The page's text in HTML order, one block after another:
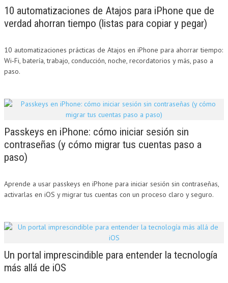
10 automatizaciones de Atajos para iPhone que de
verdad ahorran tiempo (listas para copiar y pegar)
10 automatizaciones prácticas de Atajos en iPhone para ahorrar tiempo:
Wi‑Fi, batería, trabajo, conducción, noche, recordatorios y más, paso a
paso.
Passkeys en iPhone: cómo iniciar sesión sin
contraseñas (y cómo migrar tus cuentas paso a
paso)
Aprende a usar passkeys en iPhone para iniciar sesión sin contraseñas,
activarlas en iOS y migrar tus cuentas con un proceso claro y seguro.
Un portal imprescindible para entender la tecnología
más allá de iOS